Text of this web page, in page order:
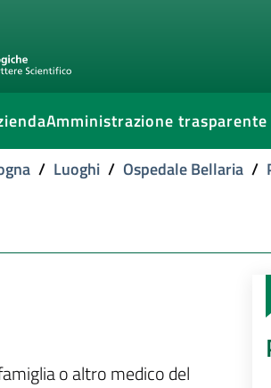
Amministrazione trasparente
/ Luoghi / Ospedale Bellaria /
o altro medico del